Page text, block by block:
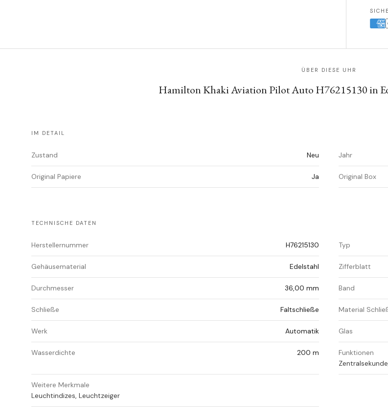
ÜBER DIESE UHR
Hamilton Khaki Aviation Pilot Auto H76215130 in
IM DETAIL
Zustand Neu Jahr
Original Papiere Ja Original Box
TECHNISCHE DATEN
Herstellernummer H76215130 Typ
Gehäusematerial Edelstahl Zifferblatt
Durchmesser 36,00 mm Band
Schließe Faltschließe Material
Werk Automatik Glas
Wasserdichte 200 m
Funktionen
Weitere Merkmale
Leuchtindizes, Leuchtzeiger